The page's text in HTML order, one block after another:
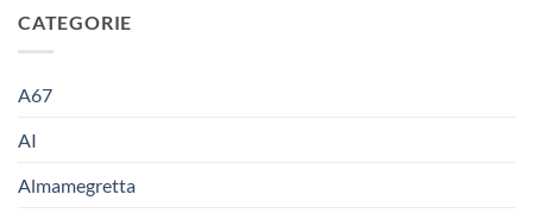
CATEGORIE
A67
AI
Almamegretta